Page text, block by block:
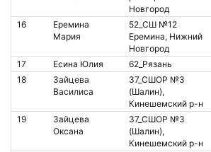
Новгород
16
Еремина
Мария
52_СШ №12
Еремина, Нижний
Новгород
17 Есина Юлия 62_Рязань
18
Зайцева
Василиса
37_СШОР №3
(Шалин),
Кинешемский р-н
19
Зайцева
Оксана
37_СШОР №3
(Шалин),
Кинешемский р-н